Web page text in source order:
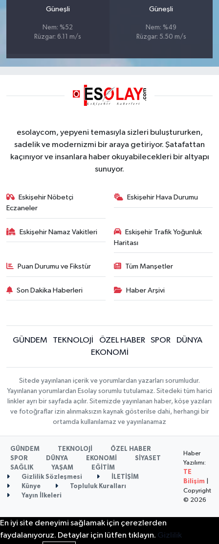
Güneşli
Nem: %52
Rüzgar: 6.11 m/s
Güneşli
Nem: %49
Rüzgar: 5.50 m/s
esolaycom, yepyeni temasıyla sizleri buluştururken,
sadelik ve modernizmi bir araya getiriyor. Şatafattan
kaçınıyor ve insanlara haber okuyabilecekleri bir altyapı
sunuyor.
Eskişehir Nöbetçi
Eczaneler
Eskişehir Hava Durumu
Eskişehir Namaz Vakitleri
Eskişehir Trafik Yoğunluk
Haritası
Puan Durumu ve Fikstür Tüm Manşetler
Son Dakika Haberleri Haber Arşivi
GÜNDEM TEKNOLOJİ ÖZEL HABER SPOR
DÜNYA
EKONOMİ
Sitede yayınlanan içerik ve yorumlardan yazarları sorumludur.
Yayınlanan yorumlardan Esolay sorumlu tutulamaz. Sitedeki tüm harici
linkler ayrı bir sayfada açılır. Sitemizde yayınlanan haber, köşe yazıları
ve fotoğraflar izin alınmaksızın kaynak gösterilse dahi, herhangi bir
ortamda kullanılamaz ve yayınlanamaz
GÜNDEM TEKNOLOJİ
ÖZEL HABER
SPOR
DÜNYA EKONOMİ
SİYASET
SAĞLIK
YAŞAM
EĞİTİM
Gizlilik Sözleşmesi
İLETİŞİM
Künye
Topluluk Kuralları
Yayın İlkeleri
Haber
Yazılımı:
TE
Bilişim
Copyright
© 2026
En iyi site deneyimi sağlamak için çerezlerden
faydalanıyoruz. Detaylar için lütfen tıklayın. Gizlilik